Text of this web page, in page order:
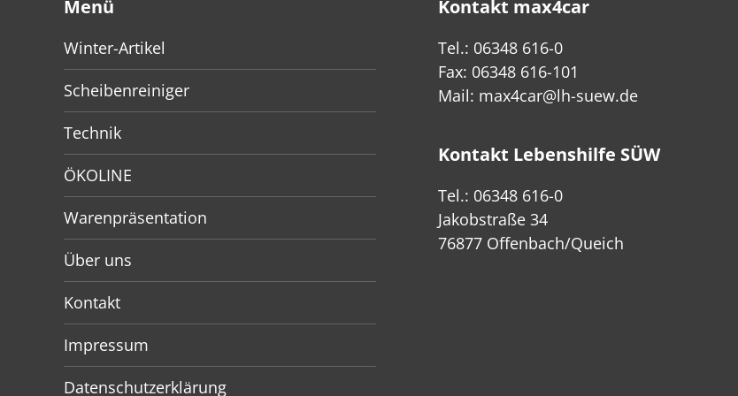
Menü
Winter-Artikel
Scheibenreiniger
Technik
ÖKOLINE
Warenpräsentation
Über uns
Kontakt
Impressum
Datenschutzerklärung
Kontakt max4car
Tel.: 06348 616-0
Fax: 06348 616-101
Mail: max4car@lh-suew.de
Kontakt Lebenshilfe SÜW
Tel.: 06348 616-0
Jakobstraße 34
76877 Offenbach/Queich